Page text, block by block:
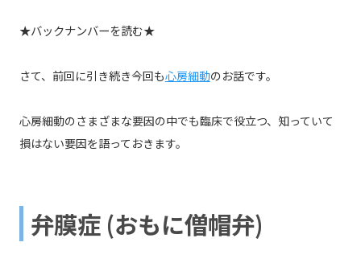
★バックナンバーを読む★
さて、前回に引き続き今回も心房細動のお話です。
心房細動のさまざまな要因の中でも臨床で役立つ、知っていて
損はない要因を語っておきます。
弁膜症 (おもに僧帽弁)